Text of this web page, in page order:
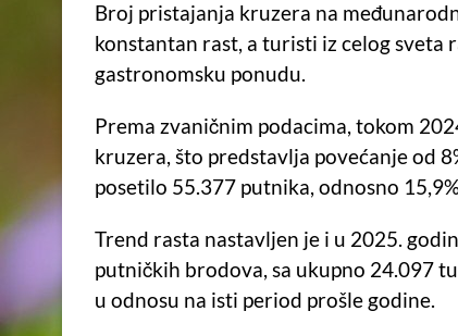
Broj pristajanja kruzera na
konstantan rast, a turisti iz celog
gastronomsku ponudu.
Prema zvaničnim podacima, tokom
kruzera, što predstavlja povećanje od
posetilo 55.377 putnika, odnosno
Trend rasta nastavljen je i u 2025.
putničkih brodova, sa ukupno 24.097
u odnosu na isti period prošle godine.